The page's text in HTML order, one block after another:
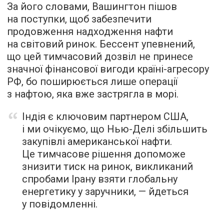
За його словами, Вашингтон пішов
на поступки, щоб забезпечити
продовження надходження нафти
на світовий ринок. Бессент упевнений,
що цей тимчасовий дозвіл не принесе
значної фінансової вигоди країні-агресору
РФ, бо поширюється лише операції
з нафтою, яка вже застрягла в морі.
Індія є ключовим партнером США,
і ми очікуємо, що Нью-Делі збільшить
закупівлі американської нафти.
Це тимчасове рішення допоможе
знизити тиск на ринок, викликаний
спробами Ірану взяти глобальну
енергетику у заручники, — йдеться
у повідомленні.